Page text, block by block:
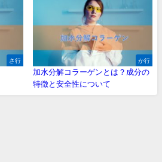
さ行 か行
加水分解コラーゲンとは？成分の
特徴と安全性について